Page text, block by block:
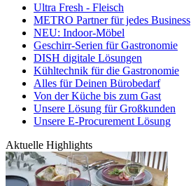
Ultra Fresh - Fleisch
METRO Partner für jedes Business
NEU: Indoor-Möbel
Geschirr-Serien für Gastronomie
DISH digitale Lösungen
Kühltechnik für die Gastronomie
Alles für Deinen Bürobedarf
Von der Küche bis zum Gast
Unsere Lösung für Großkunden
Unsere E-Procurement Lösung
Aktuelle Highlights